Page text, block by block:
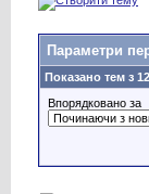
Параметри
Показано тем з
Впорядковано за